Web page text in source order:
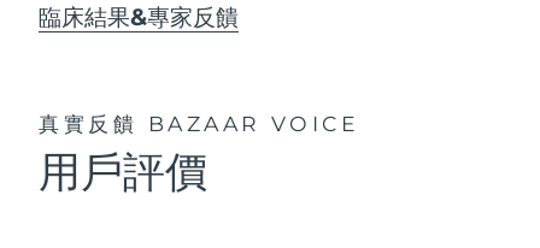
臨床結果&專家反饋
真實反饋 BAZAAR VOICE
用戶評價